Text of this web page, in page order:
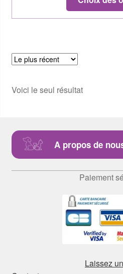
Voici le seul résultat
A propos de
Paiement
Laissez